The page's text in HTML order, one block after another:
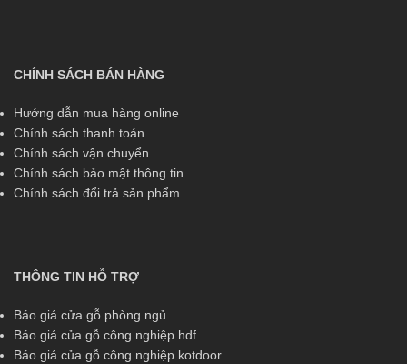
CHÍNH SÁCH BÁN HÀNG
Hướng dẫn mua hàng online
Chính sách thanh toán
Chính sách vận chuyển
Chính sách bảo mật thông tin
Chính sách đổi trả sản phẩm
THÔNG TIN HỖ TRỢ
Báo giá cửa gỗ phòng ngủ
Báo giá của gỗ công nghiệp hdf
Báo giá của gỗ công nghiệp kotdoor